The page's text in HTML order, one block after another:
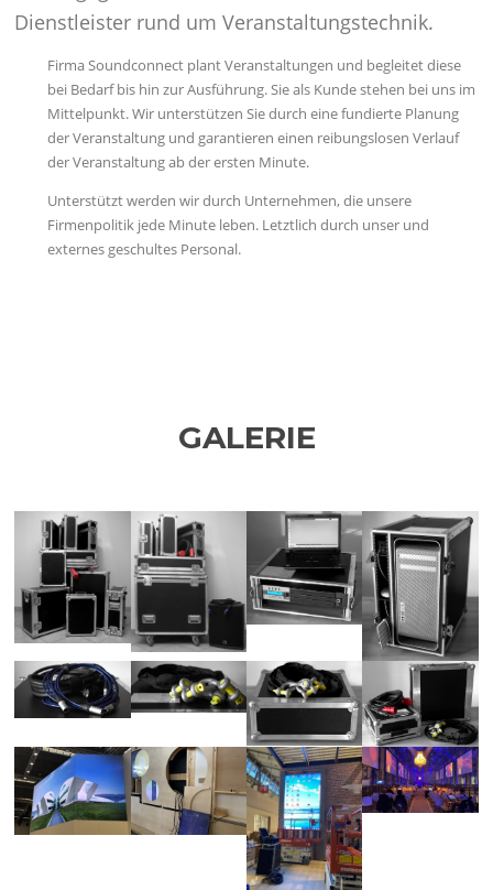
Dienstleister rund um Veranstaltungstechnik.
Firma Soundconnect plant Veranstaltungen und begleitet diese
bei Bedarf bis hin zur Ausführung. Sie als Kunde stehen bei uns im
Mittelpunkt. Wir unterstützen Sie durch eine fundierte Planung
der Veranstaltung und garantieren einen reibungslosen Verlauf
der Veranstaltung ab der ersten Minute.
Unterstützt werden wir durch Unternehmen, die unsere
Firmenpolitik jede Minute leben. Letztlich durch unser und
externes geschultes Personal.
GALERIE